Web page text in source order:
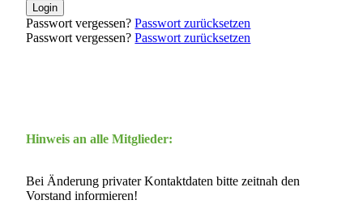
Login
Passwort vergessen?Passwort zurücksetzen
Passwort vergessen?Passwort zurücksetzen
Hinweis an alle Mitglieder:
Bei Änderung privater Kontaktdaten bitte zeitnah den
Vorstand informieren!